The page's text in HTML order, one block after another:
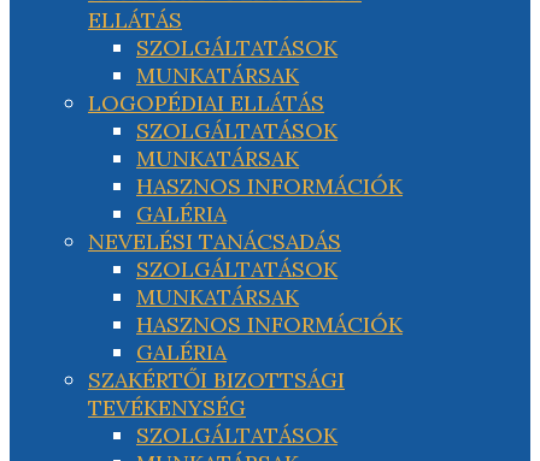
ELLÁTÁS
SZOLGÁLTATÁSOK
MUNKATÁRSAK
LOGOPÉDIAI ELLÁTÁS
SZOLGÁLTATÁSOK
MUNKATÁRSAK
HASZNOS INFORMÁCIÓK
GALÉRIA
NEVELÉSI TANÁCSADÁS
SZOLGÁLTATÁSOK
MUNKATÁRSAK
HASZNOS INFORMÁCIÓK
GALÉRIA
SZAKÉRTŐI BIZOTTSÁGI
TEVÉKENYSÉG
SZOLGÁLTATÁSOK